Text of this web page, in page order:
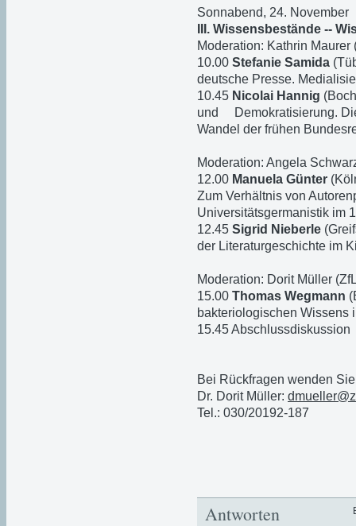
Sonnabend, 24. November
III. Wissensbestände --
Moderation: Kathrin Maurer
10.00 Stefanie Samida
deutsche Presse.
10.45 Nicolai Hannig
und Demokratisierung.
Wandel der frühen
Moderation: Angela
12.00 Manuela Günter
Zum Verhältnis von
Universitätsgermanistik im
12.45 Sigrid Nieberle
der Literaturgeschichte im
Moderation: Dorit Müller
15.00 Thomas Wegmann
bakteriologischen Wissens
15.45 Abschlussdiskussion
Bei Rückfragen wenden
Dr. Dorit Müller:
Tel.: 030/20192-187
Antworten